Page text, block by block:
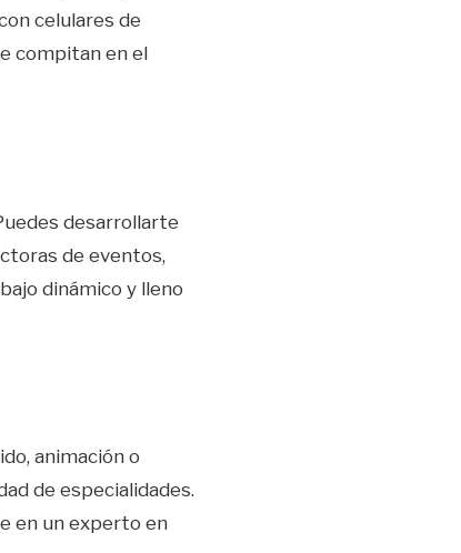
celulares de
compitan en el
desarrollarte
de eventos,
dinámico y lleno
animación o
de especialidades.
en un experto en